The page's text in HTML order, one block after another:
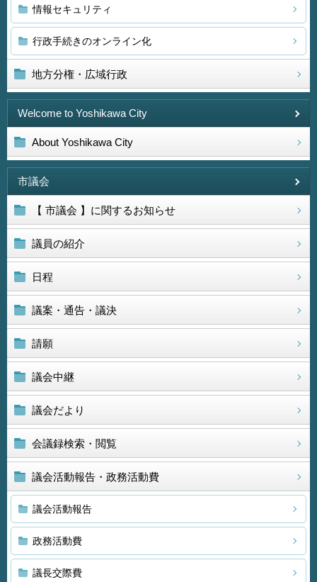
情報セキュリティ
行政手続きのオンライン化
地方分権・広域行政
Welcome to Yoshikawa City
About Yoshikawa City
市議会
【 市議会 】に関するお知らせ
議員の紹介
日程
議案・通告・議決
請願
議会中継
議会だより
会議録検索・閲覧
議会活動報告・政務活動費
議会活動報告
政務活動費
議長交際費